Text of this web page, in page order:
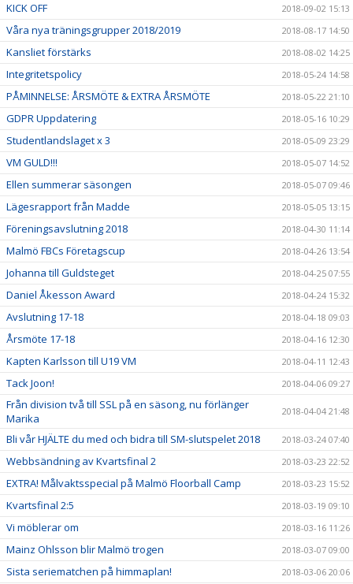
KICK OFF 2018-09-02 15:13
Våra nya träningsgrupper 2018/2019 2018-08-17 14:50
Kansliet förstärks 2018-08-02 14:25
Integritetspolicy 2018-05-24 14:58
PÅMINNELSE: ÅRSMÖTE & EXTRA ÅRSMÖTE 2018-05-22 21:10
GDPR Uppdatering 2018-05-16 10:29
Studentlandslaget x 3 2018-05-09 23:29
VM GULD!!! 2018-05-07 14:52
Ellen summerar säsongen 2018-05-07 09:46
Lägesrapport från Madde 2018-05-05 13:15
Föreningsavslutning 2018 2018-04-30 11:14
Malmö FBCs Företagscup 2018-04-26 13:54
Johanna till Guldsteget 2018-04-25 07:55
Daniel Åkesson Award 2018-04-24 15:32
Avslutning 17-18 2018-04-18 09:03
Årsmöte 17-18 2018-04-16 12:30
Kapten Karlsson till U19 VM 2018-04-11 12:43
Tack Joon! 2018-04-06 09:27
Från division två till SSL på en säsong, nu förlänger
Marika
2018-04-04 21:48
Bli vår HJÄLTE du med och bidra till SM-slutspelet 2018 2018-03-24 07:40
Webbsändning av Kvartsfinal 2 2018-03-23 22:52
EXTRA! Målvaktsspecial på Malmö Floorball Camp 2018-03-23 15:52
Kvartsfinal 2:5 2018-03-19 09:10
Vi möblerar om 2018-03-16 11:26
Mainz Ohlsson blir Malmö trogen 2018-03-07 09:00
Sista seriematchen på himmaplan! 2018-03-06 20:06